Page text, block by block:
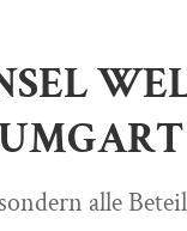
alle